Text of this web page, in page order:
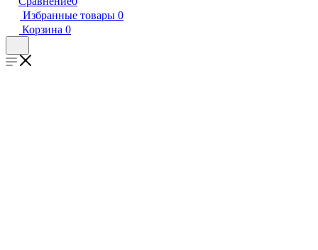
Избранные товары 0
Корзина 0